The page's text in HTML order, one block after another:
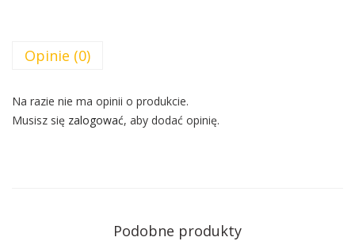
Opinie (0)
Na razie nie ma opinii o produkcie.
Musisz się zalogować, aby dodać opinię.
Podobne produkty